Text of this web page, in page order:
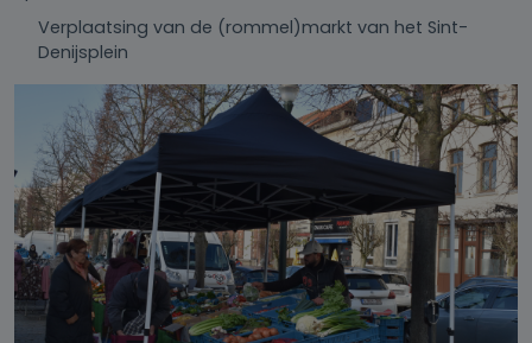
Verplaatsing van de (rommel)markt van het Sint-
Denijsplein
Afbeelding